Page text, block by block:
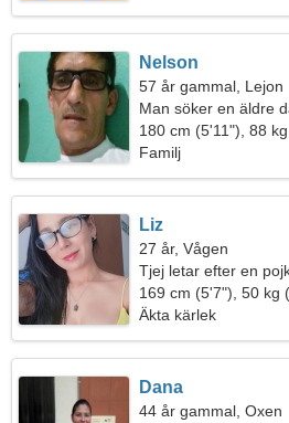
Nelson
57 år gammal, Lejon
Man söker en äldre
180 cm (5'11"), 88
Familj
Liz
27 år, Vågen
Tjej letar efter en
169 cm (5'7"), 50 kg
Äkta kärlek
Dana
44 år gammal, Oxen